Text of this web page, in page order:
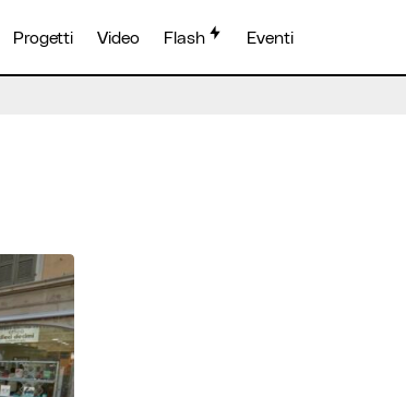
Progetti Video Flash Eventi